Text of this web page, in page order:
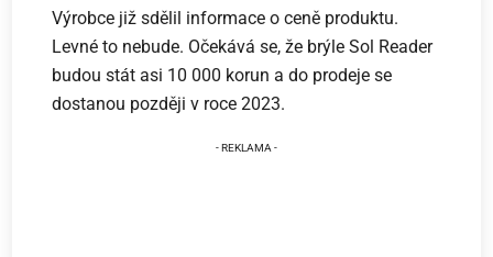
Výrobce již sdělil informace o ceně produktu.
Levné to nebude. Očekává se, že brýle Sol Reader
budou stát asi 10 000 korun a do prodeje se
dostanou později v roce 2023.